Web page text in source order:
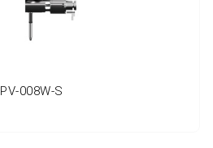
PV-008W-S